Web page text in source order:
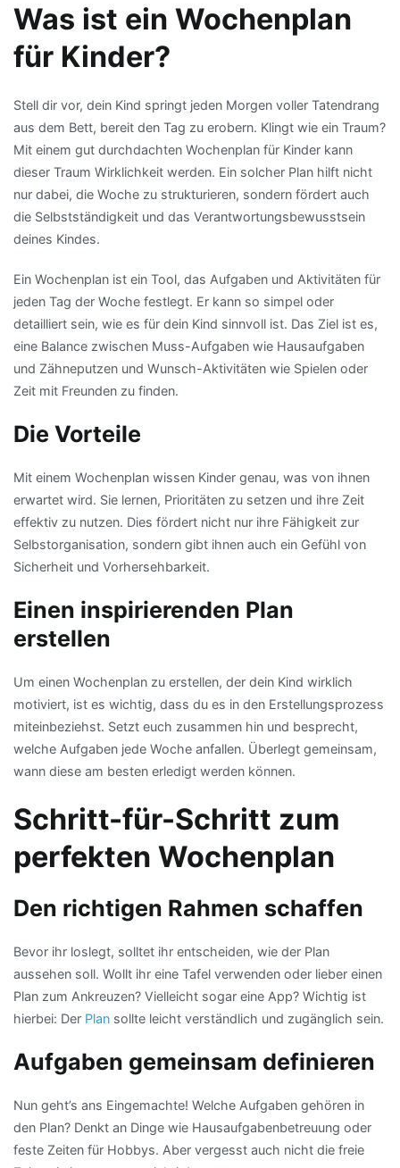
Was ist ein Wochenplan
für Kinder?
Stell dir vor, dein Kind springt jeden Morgen voller Tatendrang
aus dem Bett, bereit den Tag zu erobern. Klingt wie ein Traum?
Mit einem gut durchdachten Wochenplan für Kinder kann
dieser Traum Wirklichkeit werden. Ein solcher Plan hilft nicht
nur dabei, die Woche zu strukturieren, sondern fördert auch
die Selbstständigkeit und das Verantwortungsbewusstsein
deines Kindes.
Ein Wochenplan ist ein Tool, das Aufgaben und Aktivitäten für
jeden Tag der Woche festlegt. Er kann so simpel oder
detailliert sein, wie es für dein Kind sinnvoll ist. Das Ziel ist es,
eine Balance zwischen Muss-Aufgaben wie Hausaufgaben
und Zähneputzen und Wunsch-Aktivitäten wie Spielen oder
Zeit mit Freunden zu finden.
Die Vorteile
Mit einem Wochenplan wissen Kinder genau, was von ihnen
erwartet wird. Sie lernen, Prioritäten zu setzen und ihre Zeit
effektiv zu nutzen. Dies fördert nicht nur ihre Fähigkeit zur
Selbstorganisation, sondern gibt ihnen auch ein Gefühl von
Sicherheit und Vorhersehbarkeit.
Einen inspirierenden Plan
erstellen
Um einen Wochenplan zu erstellen, der dein Kind wirklich
motiviert, ist es wichtig, dass du es in den Erstellungsprozess
miteinbeziehst. Setzt euch zusammen hin und besprecht,
welche Aufgaben jede Woche anfallen. Überlegt gemeinsam,
wann diese am besten erledigt werden können.
Schritt-für-Schritt zum
perfekten Wochenplan
Den richtigen Rahmen schaffen
Bevor ihr loslegt, solltet ihr entscheiden, wie der Plan
aussehen soll. Wollt ihr eine Tafel verwenden oder lieber einen
Plan zum Ankreuzen? Vielleicht sogar eine App? Wichtig ist
hierbei: Der Plan sollte leicht verständlich und zugänglich sein.
Aufgaben gemeinsam definieren
Nun geht’s ans Eingemachte! Welche Aufgaben gehören in
den Plan? Denkt an Dinge wie Hausaufgabenbetreuung oder
feste Zeiten für Hobbys. Aber vergesst auch nicht die freie